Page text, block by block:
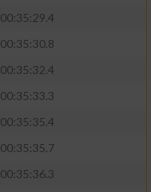
00:35:29.4
00:35:30.8
00:35:32.4
00:35:33.3
00:35:35.4
00:35:35.7
00:35:36.3